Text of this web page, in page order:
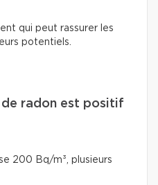
qui peut rassurer les
potentiels.
radon est positif
200 Bq/m³, plusieurs